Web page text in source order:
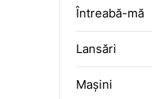
Întreabă-mă
Lansări
Mașini